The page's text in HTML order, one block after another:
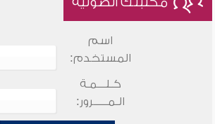
اسم
المستخدم:
كـلـــمـة
الـمـــــرور: